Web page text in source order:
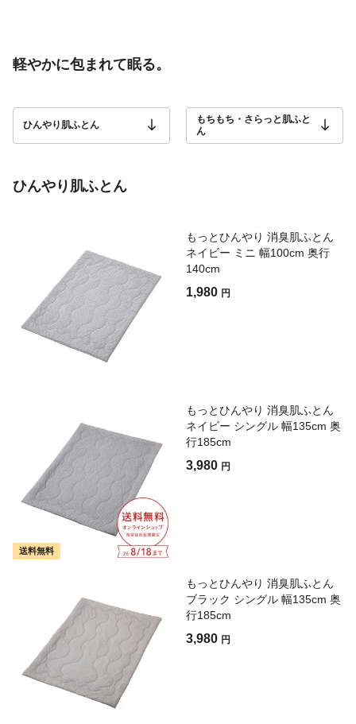
軽やかに包まれて眠る。
ひんやり肌ふとん
もちもち・さらっと肌ふと
ん
ひんやり肌ふとん
もっとひんやり 消臭肌ふとん
ネイビー ミニ 幅100cm 奥行
140cm
1,980 円
送料無料
もっとひんやり 消臭肌ふとん
ネイビー シングル 幅135cm 奥
行185cm
3,980 円
もっとひんやり 消臭肌ふとん
ブラック シングル 幅135cm 奥
行185cm
3,980 円